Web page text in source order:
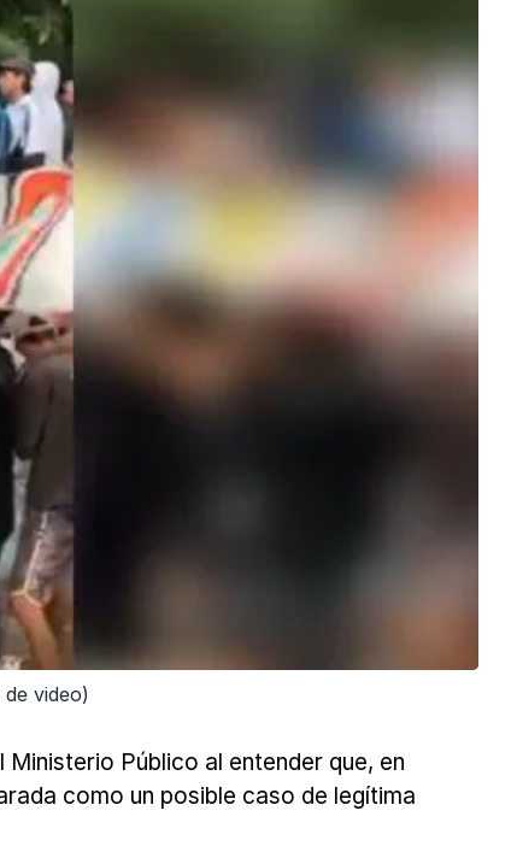
video)
Público al entender que, en
como un posible caso de legítima